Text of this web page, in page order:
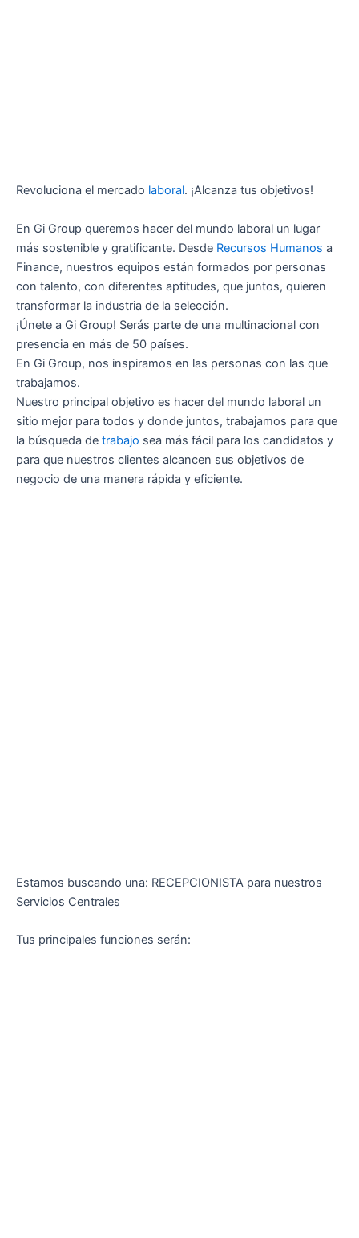
Revoluciona el mercado laboral. ¡Alcanza tus objetivos!
En Gi Group queremos hacer del mundo laboral un lugar
más sostenible y gratificante. Desde Recursos Humanos a
Finance, nuestros equipos están formados por personas
con talento, con diferentes aptitudes, que juntos, quieren
transformar la industria de la selección.
¡Únete a Gi Group! Serás parte de una multinacional con
presencia en más de 50 países.
En Gi Group, nos inspiramos en las personas con las que
trabajamos.
Nuestro principal objetivo es hacer del mundo laboral un
sitio mejor para todos y donde juntos, trabajamos para que
la búsqueda de trabajo sea más fácil para los candidatos y
para que nuestros clientes alcancen sus objetivos de
negocio de una manera rápida y eficiente.
Estamos buscando una: RECEPCIONISTA para nuestros
Servicios Centrales
Tus principales funciones serán: